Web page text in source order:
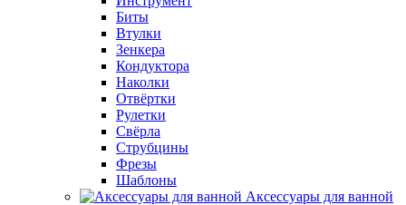
Биты
Втулки
Зенкера
Кондуктора
Наколки
Отвёртки
Рулетки
Свёрла
Струбцины
Фрезы
Шаблоны
Аксессуары для ванной